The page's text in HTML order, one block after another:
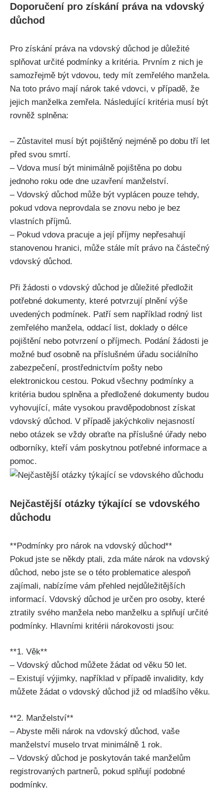
Doporučení pro získání práva na vdovský
důchod
Pro získání práva na vdovský důchod je důležité
splňovat určité podmínky a kritéria. Prvním z nich je
samozřejmě být vdovou, tedy mít zemřelého manžela.
Na toto právo mají nárok také vdovci, v případě, že
jejich manželka zemřela. Následující kritéria musí být
rovněž splněna:
– Zůstavitel musí být pojištěný nejméně po dobu tří let
před svou smrtí.
– Vdova musí být minimálně pojištěna po dobu
jednoho roku ode dne uzavření manželství.
– Vdovský důchod může být vyplácen pouze tehdy,
pokud vdova neprovdala se znovu nebo je bez
vlastních příjmů.
– Pokud vdova pracuje a její příjmy nepřesahují
stanovenou hranici, může stále mít právo na částečný
vdovský důchod.
Při žádosti o vdovský důchod je důležité předložit
potřebné dokumenty, které potvrzují plnění výše
uvedených podmínek. Patří sem například rodný list
zemřelého manžela, oddací list, doklady o délce
pojištění nebo potvrzení o příjmech. Podání žádosti je
možné buď osobně na příslušném úřadu sociálního
zabezpečení, prostřednictvím pošty nebo
elektronickou cestou. Pokud všechny podmínky a
kritéria budou splněna a předložené dokumenty budou
vyhovující, máte vysokou pravděpodobnost získat
vdovský důchod. V případě jakýchkoliv nejasností
nebo otázek se vždy obraťte na příslušné úřady nebo
odborníky, kteří vám poskytnou potřebné informace a
pomoc.
Nejčastější otázky týkající se vdovského
důchodu
**Podmínky pro nárok na vdovský důchod**
Pokud jste se někdy ptali, zda máte nárok na vdovský
důchod, nebo jste se o této problematice alespoň
zajímali, nabízíme vám přehled nejdůležitějších
informací. Vdovský důchod je určen pro osoby, které
ztratily svého manžela nebo manželku a splňují určité
podmínky. Hlavními kritérii nárokovosti jsou:
**1. Věk**
– Vdovský důchod můžete žádat od věku 50 let.
– Existují výjimky, například v případě invalidity, kdy
můžete žádat o vdovský důchod již od mladšího věku.
**2. Manželství**
– Abyste měli nárok na vdovský důchod, vaše
manželství muselo trvat minimálně 1 rok.
– Vdovský důchod je poskytován také manželům
registrovaných partnerů, pokud splňují podobné
podmínky.